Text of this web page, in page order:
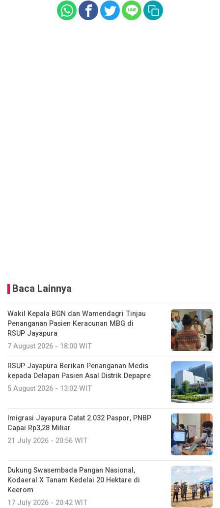
Baca Lainnya
Wakil Kepala BGN dan Wamendagri Tinjau
Penanganan Pasien Keracunan MBG di
RSUP Jayapura
7 August 2026 - 18:00 WIT
RSUP Jayapura Berikan Penanganan Medis
kepada Delapan Pasien Asal Distrik Depapre
5 August 2026 - 13:02 WIT
Imigrasi Jayapura Catat 2.032 Paspor, PNBP
Capai Rp3,28 Miliar
21 July 2026 - 20:56 WIT
Dukung Swasembada Pangan Nasional,
Kodaeral X Tanam Kedelai 20 Hektare di
Keerom
17 July 2026 - 20:42 WIT